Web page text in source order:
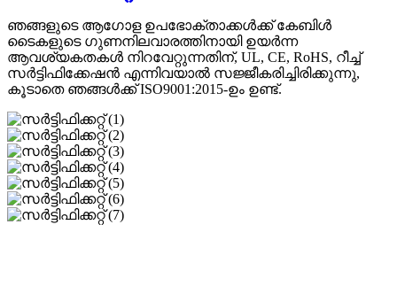
ഞങ്ങളുടെ ആഗോള ഉപഭോക്താക്കൾക്ക് കേബിൾ
ടൈകളുടെ ഗുണനിലവാരത്തിനായി ഉയർന്ന
ആവശ്യകതകൾ നിറവേറ്റുന്നതിന്, UL, CE, RoHS, റീച്ച്
സർട്ടിഫിക്കേഷൻ എന്നിവയാൽ സജ്ജീകരിച്ചിരിക്കുന്നു,
കൂടാതെ ഞങ്ങൾക്ക് ISO9001:2015-ഉം ഉണ്ട്.